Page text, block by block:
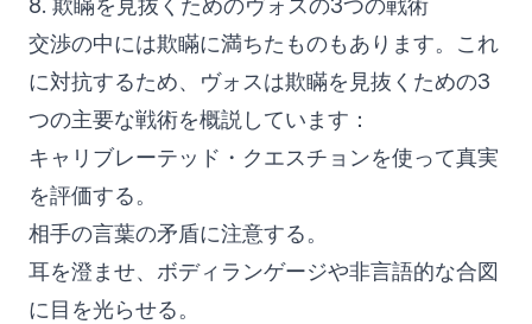
8. 欺瞞を見抜くためのヴォスの3つの戦術
交渉の中には欺瞞に満ちたものもあります。これ
に対抗するため、ヴォスは欺瞞を見抜くための3
つの主要な戦術を概説しています：
キャリブレーテッド・クエスチョンを使って真実
を評価する。
相手の言葉の矛盾に注意する。
耳を澄ませ、ボディランゲージや非言語的な合図
に目を光らせる。